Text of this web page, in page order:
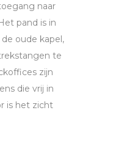
naar
pand is in
oude kapel,
te
zijn
die vrij in
is het zicht